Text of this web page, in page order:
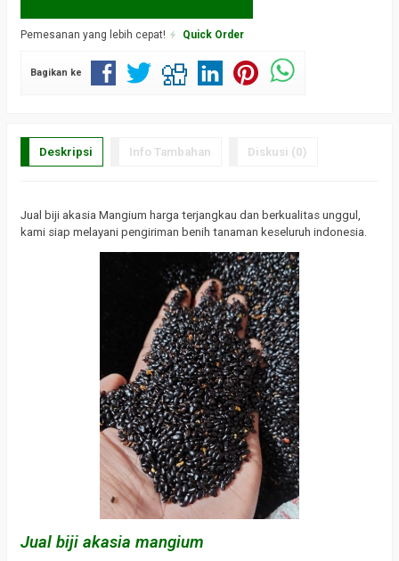
Pemesanan yang lebih cepat! Quick Order
Bagikan ke
Deskripsi Info Tambahan Diskusi (0)
Jual biji akasia Mangium harga terjangkau dan berkualitas unggul,
kami siap melayani pengiriman benih tanaman keseluruh indonesia.
Jual biji akasia mangium